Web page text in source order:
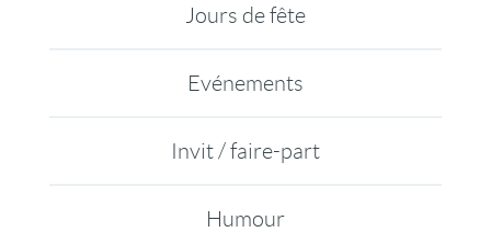
Jours de fête
Evénements
Invit / faire-part
Humour